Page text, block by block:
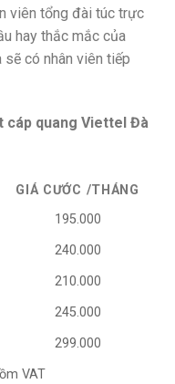
viên tổng đài túc trực
hay thắc mắc của
có nhân viên tiếp
cáp quang Viettel Đà
GIÁ CƯỚC /THÁNG
195.000
240.000
210.000
245.000
299.000
VAT